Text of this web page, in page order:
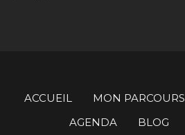
ACCUEIL MON PARCOURS
AGENDA
BLOG